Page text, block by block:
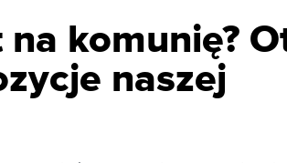
komunię?
naszej